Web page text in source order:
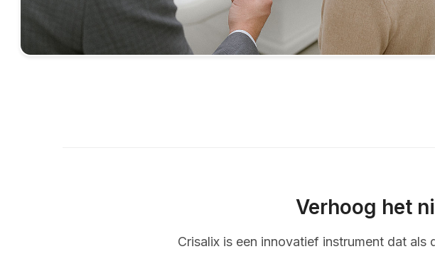
Verhoog het
Crisalix is een innovatief instrument dat